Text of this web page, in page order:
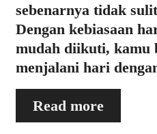
sebenarnya tidak
Dengan kebiasaan
mudah diikuti, kamu
menjalani hari
Read morePanduan